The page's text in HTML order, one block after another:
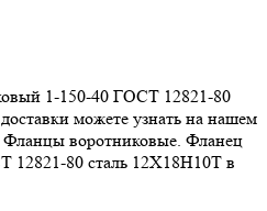
1-150-40 ГОСТ 12821-80
можете узнать на нашем
Фланцы воротниковые. Фланец
12821-80 сталь 12Х18Н10Т в